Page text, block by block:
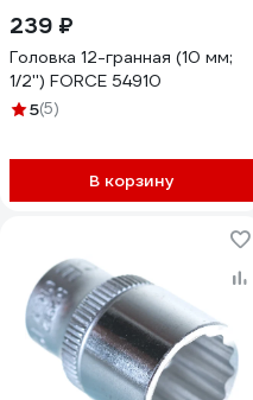
239 ₽
Головка 12-гранная (10 мм;
1/2'') FORCE 54910
5(5)
В корзину